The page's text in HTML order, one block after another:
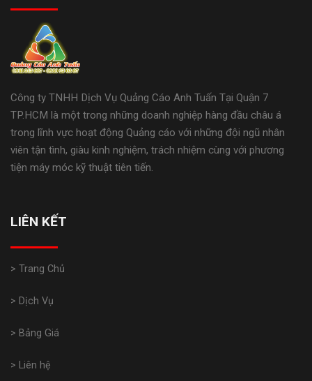
Công ty TNHH Dịch Vụ Quảng Cáo Anh Tuấn Tại Quận 7
TP.HCM là một trong những doanh nghiệp hàng đầu châu á
trong lĩnh vực hoạt động Quảng cáo với những đội ngũ nhân
viên tận tình, giàu kinh nghiệm, trách nhiệm cùng với phương
tiện máy móc kỹ thuật tiên tiến.
LIÊN KẾT
> Trang Chủ
> Dịch Vụ
> Bảng Giá
> Liên hệ